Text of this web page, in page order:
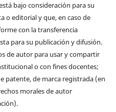
bajo consideración para su
o editorial y que, en caso de
con la transferencia
para su publicación y difusión.
de autor para usar y compartir
o con fines docentes;
patente, de marca registrada (en
morales de autor